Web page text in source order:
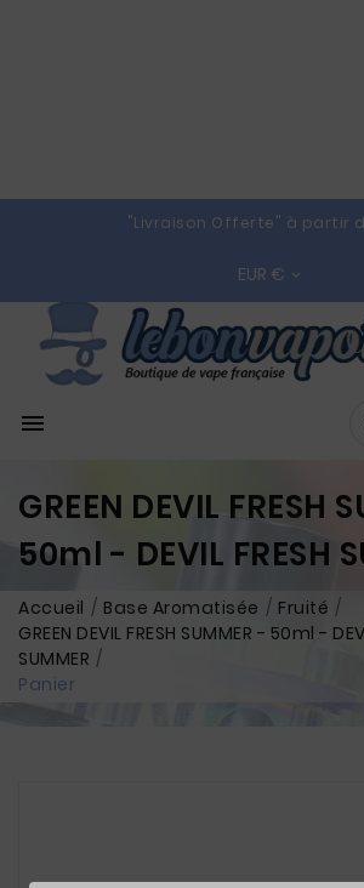
"Livraison Offerte" à partir
EUR € 

GREEN DEVIL FRESH
50ml - DEVIL FRESH
Accueil Base Aromatisée
Fruité
GREEN DEVIL FRESH SUMMER - 50ml -
SUMMER
Panier